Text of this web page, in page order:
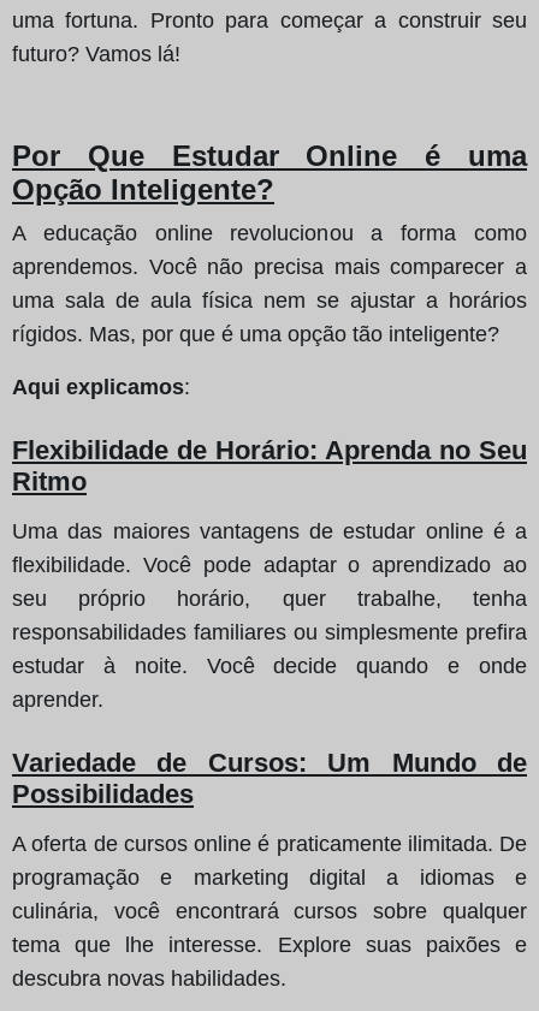
uma fortuna. Pronto para começar a construir seu
futuro? Vamos lá!
Por Que Estudar Online é uma
Opção Inteligente?
A educação online revolucionou a forma como
aprendemos. Você não precisa mais comparecer a
uma sala de aula física nem se ajustar a horários
rígidos. Mas, por que é uma opção tão inteligente?
Aqui explicamos:
Flexibilidade de Horário: Aprenda no Seu
Ritmo
Uma das maiores vantagens de estudar online é a
flexibilidade. Você pode adaptar o aprendizado ao
seu próprio horário, quer trabalhe, tenha
responsabilidades familiares ou simplesmente prefira
estudar à noite. Você decide quando e onde
aprender.
Variedade de Cursos: Um Mundo de
Possibilidades
A oferta de cursos online é praticamente ilimitada. De
programação e marketing digital a idiomas e
culinária, você encontrará cursos sobre qualquer
tema que lhe interesse. Explore suas paixões e
descubra novas habilidades.